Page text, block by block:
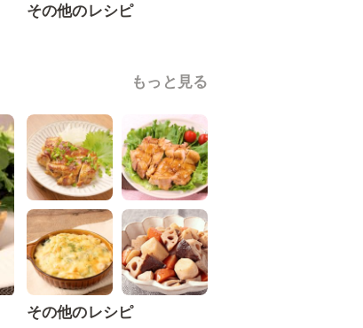
その他のレシピ
もっと見る
その他のレシピ